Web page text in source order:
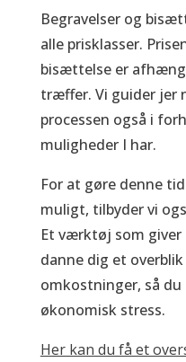
Begravelser og
alle prisklasser.
bisættelse er
træffer. Vi guider jer
processen også i
muligheder I har.
For at gøre denne
muligt, tilbyder vi
Et værktøj som
danne dig et
omkostninger, så
økonomisk stress.
Her kan du få et